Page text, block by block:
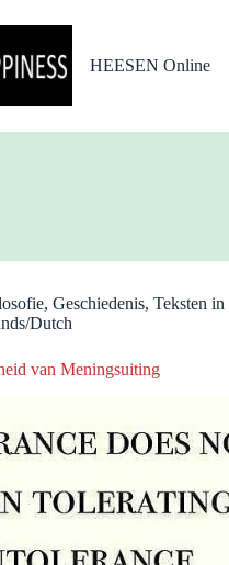
HEESEN Online
, Geschiedenis, Teksten in
Dutch
van Meningsuiting